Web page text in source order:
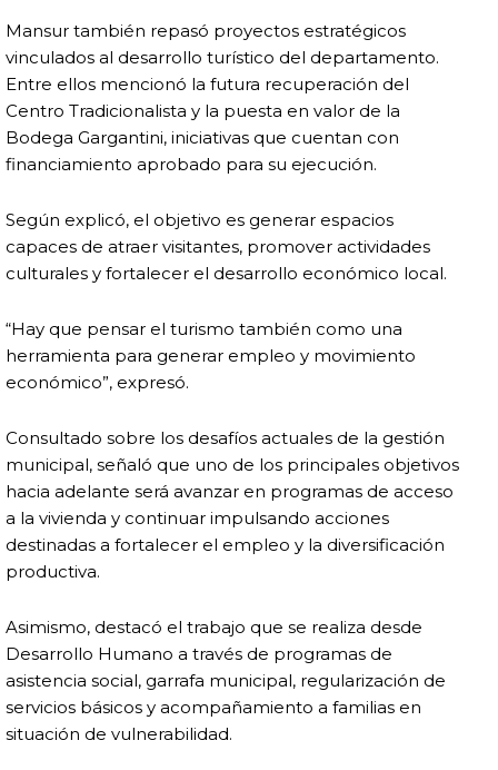
Mansur también repasó proyectos estratégicos
vinculados al desarrollo turístico del departamento.
Entre ellos mencionó la futura recuperación del
Centro Tradicionalista y la puesta en valor de la
Bodega Gargantini, iniciativas que cuentan con
financiamiento aprobado para su ejecución.
Según explicó, el objetivo es generar espacios
capaces de atraer visitantes, promover actividades
culturales y fortalecer el desarrollo económico local.
“Hay que pensar el turismo también como una
herramienta para generar empleo y movimiento
económico”, expresó.
Consultado sobre los desafíos actuales de la gestión
municipal, señaló que uno de los principales objetivos
hacia adelante será avanzar en programas de acceso
a la vivienda y continuar impulsando acciones
destinadas a fortalecer el empleo y la diversificación
productiva.
Asimismo, destacó el trabajo que se realiza desde
Desarrollo Humano a través de programas de
asistencia social, garrafa municipal, regularización de
servicios básicos y acompañamiento a familias en
situación de vulnerabilidad.